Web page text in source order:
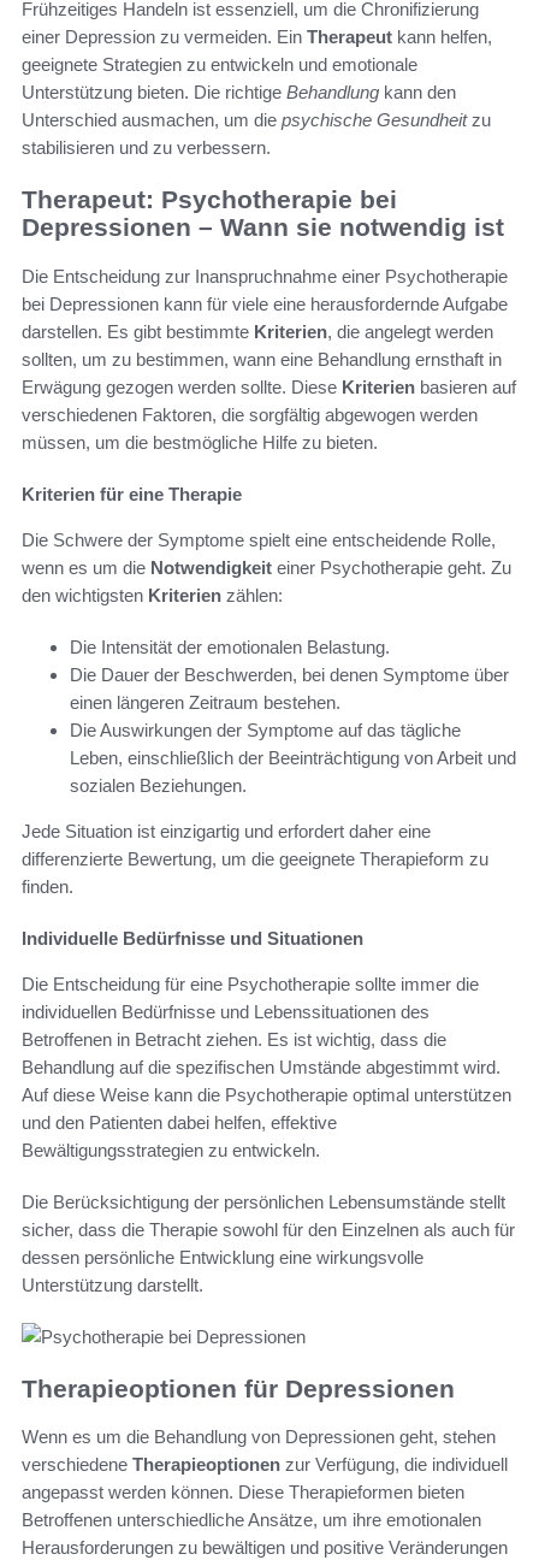
Frühzeitiges Handeln ist essenziell, um die Chronifizierung
einer Depression zu vermeiden. Ein Therapeut kann helfen,
geeignete Strategien zu entwickeln und emotionale
Unterstützung bieten. Die richtige Behandlung kann den
Unterschied ausmachen, um die psychische Gesundheitzu
stabilisieren und zu verbessern.
Therapeut: Psychotherapie bei
Depressionen – Wann sie notwendig ist
Die Entscheidung zur Inanspruchnahme einer Psychotherapie
bei Depressionen kann für viele eine herausfordernde Aufgabe
darstellen. Es gibt bestimmte Kriterien, die angelegt werden
sollten, um zu bestimmen, wann eine Behandlung ernsthaft in
Erwägung gezogen werden sollte. Diese Kriterien basieren auf
verschiedenen Faktoren, die sorgfältig abgewogen werden
müssen, um die bestmögliche Hilfe zu bieten.
Kriterien für eine Therapie
Die Schwere der Symptome spielt eine entscheidende Rolle,
wenn es um die Notwendigkeit einer Psychotherapie geht. Zu
den wichtigsten Kriterien zählen:
Die Intensität der emotionalen Belastung.
Die Dauer der Beschwerden, bei denen Symptome über
einen längeren Zeitraum bestehen.
Die Auswirkungen der Symptome auf das tägliche
Leben, einschließlich der Beeinträchtigung von Arbeit und
sozialen Beziehungen.
Jede Situation ist einzigartig und erfordert daher eine
differenzierte Bewertung, um die geeignete Therapieform zu
finden.
Individuelle Bedürfnisse und Situationen
Die Entscheidung für eine Psychotherapie sollte immer die
individuellen Bedürfnisse und Lebenssituationen des
Betroffenen in Betracht ziehen. Es ist wichtig, dass die
Behandlung auf die spezifischen Umstände abgestimmt wird.
Auf diese Weise kann die Psychotherapie optimal unterstützen
und den Patienten dabei helfen, effektive
Bewältigungsstrategien zu entwickeln.
Die Berücksichtigung der persönlichen Lebensumstände stellt
sicher, dass die Therapie sowohl für den Einzelnen als auch für
dessen persönliche Entwicklung eine wirkungsvolle
Unterstützung darstellt.
Therapieoptionen für Depressionen
Wenn es um die Behandlung von Depressionen geht, stehen
verschiedene Therapieoptionen zur Verfügung, die individuell
angepasst werden können. Diese Therapieformen bieten
Betroffenen unterschiedliche Ansätze, um ihre emotionalen
Herausforderungen zu bewältigen und positive Veränderungen